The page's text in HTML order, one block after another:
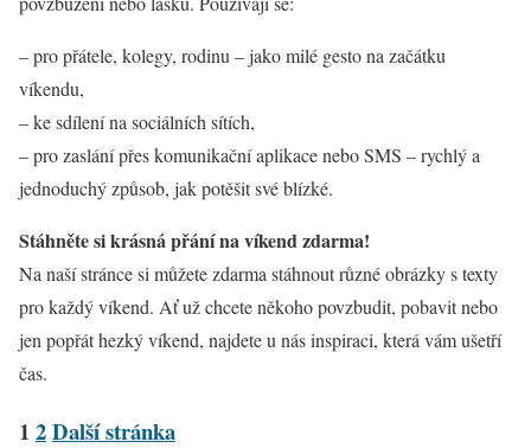
– pro přátele, kolegy, rodinu – jako milé gesto na začátku
víkendu,
– ke sdílení na sociálních sítích,
– pro zaslání přes komunikační aplikace nebo SMS – rychlý a
jednoduchý způsob, jak potěšit své blízké.
Stáhněte si krásná přání na víkend zdarma!
Na naší stránce si můžete zdarma stáhnout různé obrázky s texty
pro každý víkend. Ať už chcete někoho povzbudit, pobavit nebo
jen popřát hezký víkend, najdete u nás inspiraci, která vám ušetří
čas.
12Další stránka